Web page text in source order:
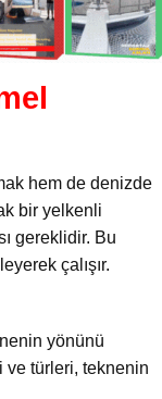
hem de denizde
bir yelkenli
gereklidir. Bu
çalışır.
yönünü
ve türleri, teknenin